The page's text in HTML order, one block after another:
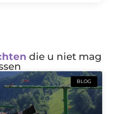
die u niet mag
BLOG